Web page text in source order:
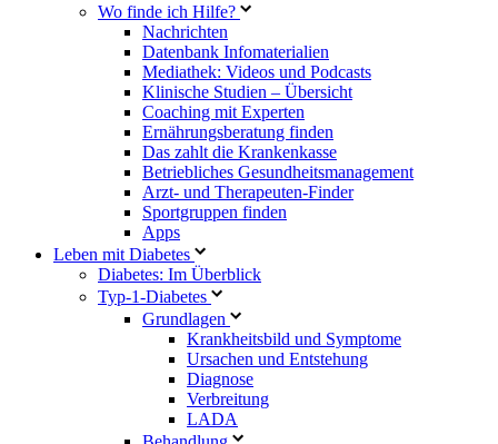
Wo finde ich Hilfe?
Nachrichten
Datenbank Infomaterialien
Mediathek: Videos und Podcasts
Klinische Studien – Übersicht
Coaching mit Experten
Ernährungsberatung finden
Das zahlt die Krankenkasse
Betriebliches Gesundheitsmanagement
Arzt- und Therapeuten-Finder
Sportgruppen finden
Apps
Leben mit Diabetes
Diabetes: Im Überblick
Typ-1-Diabetes
Grundlagen
Krankheitsbild und Symptome
Ursachen und Entstehung
Diagnose
Verbreitung
LADA